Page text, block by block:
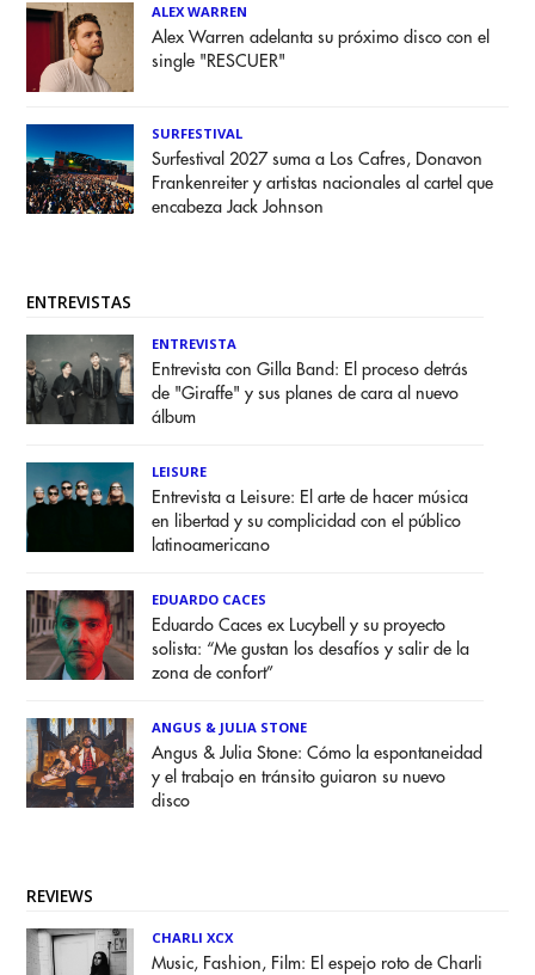
ALEX WARREN
Alex Warren adelanta su próximo disco con el
single "RESCUER"
SURFESTIVAL
Surfestival 2027 suma a Los Cafres, Donavon
Frankenreiter y artistas nacionales al cartel que
encabeza Jack Johnson
ENTREVISTAS
ENTREVISTA
Entrevista con Gilla Band: El proceso detrás
de "Giraffe" y sus planes de cara al nuevo
álbum
LEISURE
Entrevista a Leisure: El arte de hacer música
en libertad y su complicidad con el público
latinoamericano
EDUARDO CACES
Eduardo Caces ex Lucybell y su proyecto
solista: “Me gustan los desafíos y salir de la
zona de confort”
ANGUS & JULIA STONE
Angus & Julia Stone: Cómo la espontaneidad
y el trabajo en tránsito guiaron su nuevo
disco
REVIEWS
CHARLI XCX
Music, Fashion, Film: El espejo roto de Charli